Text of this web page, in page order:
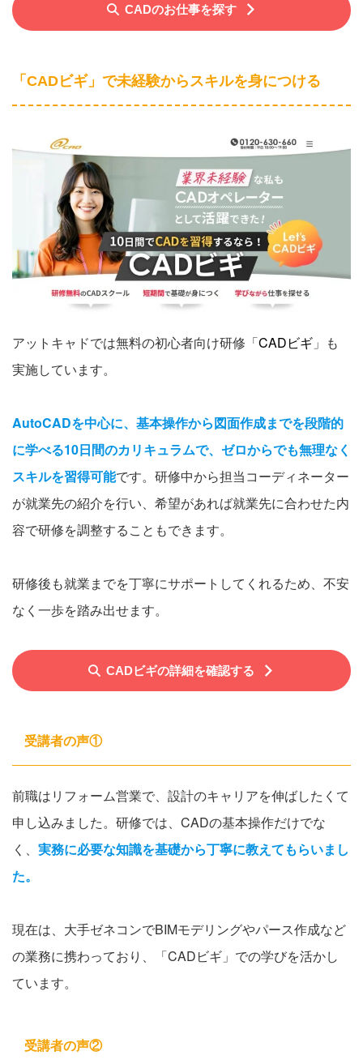
CADのお仕事を探す
「CADビギ」で未経験からスキルを身につける
アットキャドでは無料の初心者向け研修「CADビギ 」も
実施しています。
AutoCADを中心に、基本操作から図面作成までを段階的
に学べる10日間のカリキュラムで、ゼロからでも無理なく
スキルを習得可能です。研修中から担当コーディネーター
が就業先の紹介を行い、希望があれば就業先に合わせた内
容で研修を調整することもできます。
研修後も就業までを丁寧にサポートしてくれるため、不安
なく一歩を踏み出せます。
CADビギの詳細を確認する
受講者の声①
前職はリフォーム営業で、設計のキャリアを伸ばしたくて
申し込みました。研修では、CADの基本操作だけでな
く、 実務に必要な知識を基礎から丁寧に教えてもらいまし
た。
現在は、大手ゼネコンでBIMモデリングやパース作成など
の業務に携わっており、「CADビギ」での学びを活かし
ています。
受講者の声②